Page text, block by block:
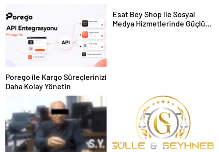
Porego ile Kargo Süreçlerinizi
Daha Kolay Yönetin
Esat Bey Shop ile Sosyal
Medya Hizmetlerinde Güçlü